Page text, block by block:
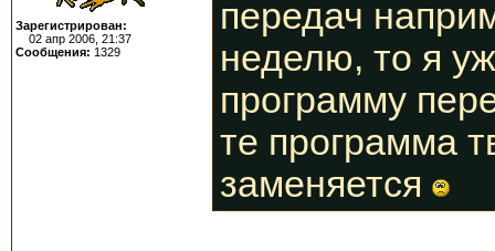
Зарегистрирован:
02 апр 2006, 21:37
Сообщения: 1329
передач
неделю, то я
программу
те программа
заменяется